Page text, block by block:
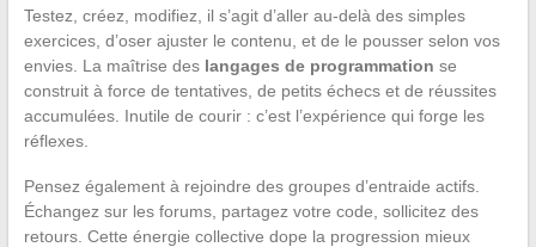
Testez, créez, modifiez, il s’agit d’aller au-delà des simples
exercices, d’oser ajuster le contenu, et de le pousser selon vos
envies. La maîtrise des langages de programmation se
construit à force de tentatives, de petits échecs et de réussites
accumulées. Inutile de courir : c’est l’expérience qui forge les
réflexes.
Pensez également à rejoindre des groupes d’entraide actifs.
Échangez sur les forums, partagez votre code, sollicitez des
retours. Cette énergie collective dope la progression mieux